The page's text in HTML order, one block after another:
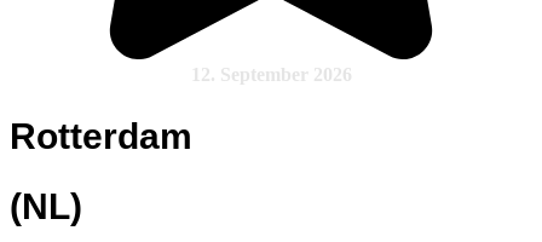
12. September 2026
Rotterdam
(NL)